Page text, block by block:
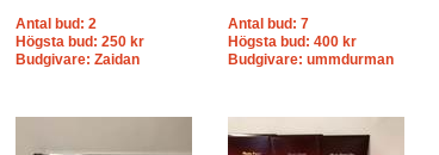
Antal bud: 2
Högsta bud: 250 kr
Budgivare: Zaidan
Antal bud: 7
Högsta bud: 400 kr
Budgivare: ummdurman